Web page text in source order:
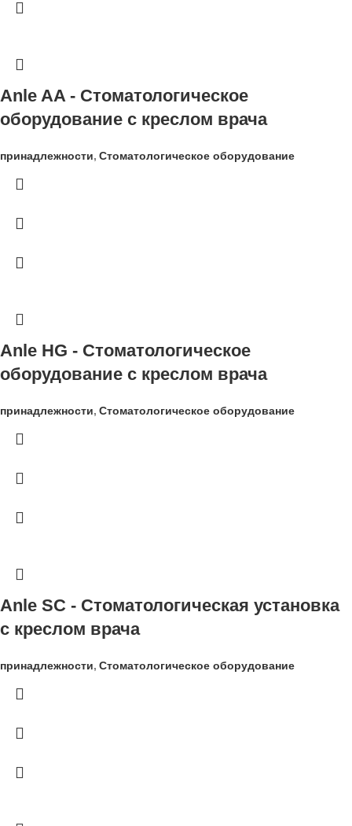
Anle AA - Стоматологическое
оборудование с креслом врача
принадлежности, Стоматологическое оборудование
Anle HG - Стоматологическое
оборудование с креслом врача
принадлежности, Стоматологическое оборудование
Anle SC - Стоматологическая установка
с креслом врача
принадлежности, Стоматологическое оборудование